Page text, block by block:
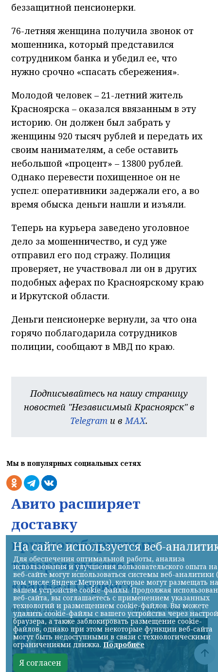
беззащитной пенсионерки.
76-летняя женщина получила звонок от
мошенника, который представился
сотрудником банка и убедил ее, что
нужно срочно «спасать сбережения».
Молодой человек – 21-летний житель
Красноярска – оказался ввязанным в эту
историю. Он должен был забрать у
женщины 920 тысяч рублей и передать их
своим нанимателям, а себе оставить
небольшой «процент» – 13800 рублей.
Однако перевести похищенное он не
успел: оперативники задержали его, а во
время обыска деньги нашли и изъяли.
Теперь на курьера заведено уголовное
дело за мошенничество, и суд уже
отправил его под стражу. Полиция
проверяет, не участвовал ли он в других
подобных аферах по Красноярскому краю
и Иркутской области.
Деньги пенсионерке вернули, за что она
горячо поблагодарила сотрудников
полиции, сообщают в МВД по краю.
Подписывайтесь на нашу страницу
новостей "Независимый Красноярск" в
Telegram и в MAX.
Мы в популярных социальных сетях
Авито расширяет
доставку
крупногабаритных
товаров вместе с
«Байкал Сервис»
06.08.2026 21:22 НИА-Красноярск
На сайте используется веб-
Для обеспечения оптимальной работы, анализа
использования и улучшения пользовательского опыта на
веб-сайте могут использоваться системы веб-аналитики
том числе Яндекс.Метрика), которые могут размещать на
вашем устройстве cookie-файлы. Продолжая
веб-сайта, вы соглашаетесь с применением указанных
технологий и размещением cookie-файлов. Вы можете
удалить cookie-файлы с вашего устройства через
браузера, а также заблокировать размещение cookie-
файлов, однако при этом некоторые функции веб-сайта
могут быть недоступными в связи с технологическими
ограничениями движка. Подробнее
Я согласен